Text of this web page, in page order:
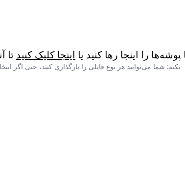
پوشه‌ها را اینجا رها کنید یا اینجا کلیک کنید تا
نکته: شما می‌توانید هر نوع فایلی را بارگذاری کنید، حتی اگر